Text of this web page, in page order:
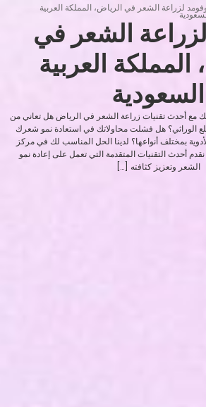
لزراعة الشعر في الرياض، المملكة العربية
الشعر في
المملكة العربية
السعودية
مع أحدث تقنيات زراعة الشعر في الرياض هل تعاني من
الوراثي؟ هل فشلت محاولاتك في استعادة نمو شعرك
بمختلف أنواعها؟ لدينا الحل المناسب لك في مركز
أحدث التقنيات المتقدمة التي تعمل على إعادة نمو
الشعر وتعزيز كثافته […]